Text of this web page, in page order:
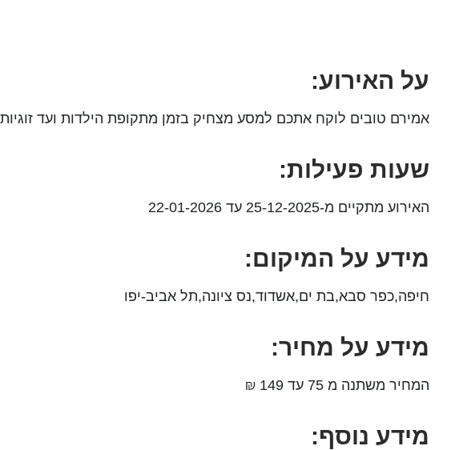
על האירוע:
אמירם טובים לוקח אתכם למסע מצחיק בזמן מתקופת הילדות ועד
שעות פעילות:
האירוע מתקיים מ-25-12-2025 עד 22-01-2026
מידע על המיקום:
חיפה,כפר סבא,בת ים,אשדוד,נס ציונה,תל אביב-יפו
מידע על מחיר:
המחיר משתנה מ 75 עד 149 ₪
מידע נוסף: